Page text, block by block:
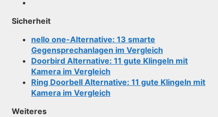
Sicherheit
nello one-Alternative: 13 smarte
Gegensprechanlagen im Vergleich
Doorbird Alternative: 11 gute Klingeln mit
Kamera im Vergleich
Ring Doorbell Alternative: 11 gute Klingeln mit
Kamera im Vergleich
Weiteres